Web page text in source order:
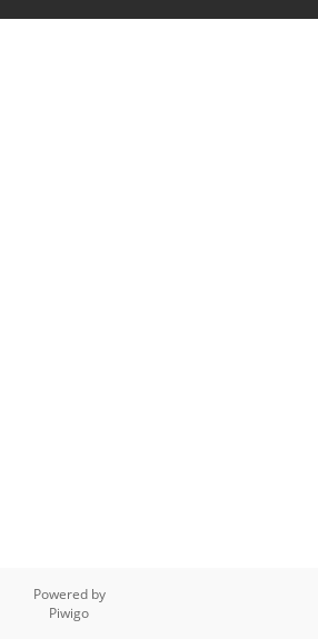
Powered by
Piwigo